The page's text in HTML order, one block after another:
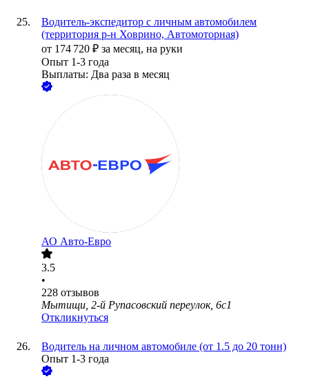
Водитель-экспедитор с личным автомобилем
(территория р-н Ховрино, Автомоторная)
от 174 720 ₽ за месяц, на руки
Опыт 1-3 года
Выплаты: Два раза в месяц
АО Авто-Евро
3.5
•
228 отзывов
Мытищи, 2-й Рупасовский переулок, 6с1
Откликнуться
Водитель на личном автомобиле (от 1.5 до 20 тонн)
Опыт 1-3 года